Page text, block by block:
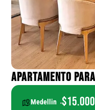
APARTAMENTO
Medellin